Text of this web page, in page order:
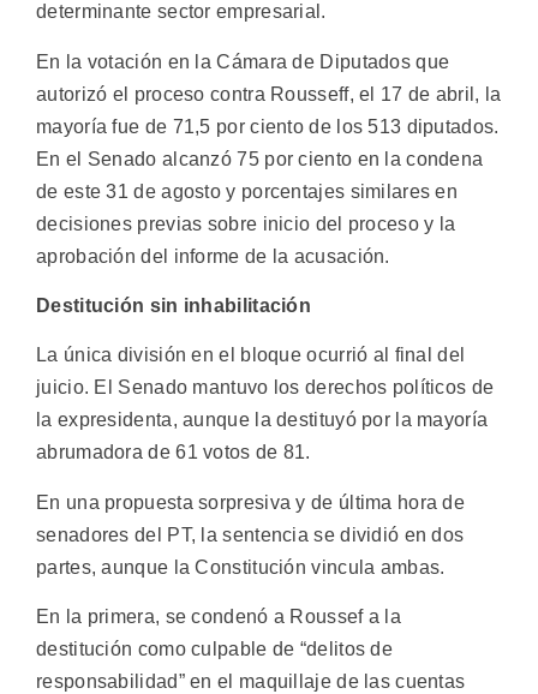
determinante sector empresarial.
En la votación en la Cámara de Diputados que
autorizó el proceso contra Rousseff, el 17 de abril, la
mayoría fue de 71,5 por ciento de los 513 diputados.
En el Senado alcanzó 75 por ciento en la condena
de este 31 de agosto y porcentajes similares en
decisiones previas sobre inicio del proceso y la
aprobación del informe de la acusación.
Destitución sin inhabilitación
La única división en el bloque ocurrió al final del
juicio. El Senado mantuvo los derechos políticos de
la expresidenta, aunque la destituyó por la mayoría
abrumadora de 61 votos de 81.
En una propuesta sorpresiva y de última hora de
senadores del PT, la sentencia se dividió en dos
partes, aunque la Constitución vincula ambas.
En la primera, se condenó a Roussef a la
destitución como culpable de “delitos de
responsabilidad” en el maquillaje de las cuentas